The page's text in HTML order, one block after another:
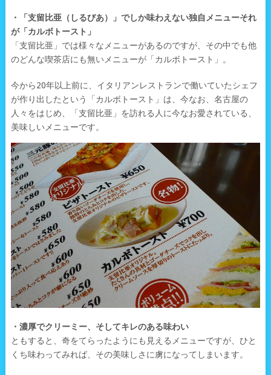
・「支留比亜（しるびあ）」でしか味わえない独自メニューそれ
が「カルボトースト」
「支留比亜」では様々なメニューがあるのですが、その中でも他
のどんな喫茶店にも無いメニューが「カルボトースト」。
今から20年以上前に、イタリアンレストランで働いていたシェフ
が作り出したという「カルボトースト」は、今なお、名古屋の
人々をはじめ、「支留比亜」を訪れる人に今なお愛されている、
美味しいメニューです。
・濃厚でクリーミー、そしてキレのある味わい
ともすると、奇をてらったようにも見えるメニューですが、ひと
くち味わってみれば、その美味しさに虜になってしまいます。